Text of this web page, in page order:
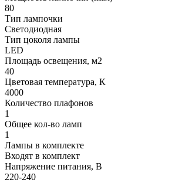
80
Тип лампочки
Светодиодная
Тип цоколя лампы
LED
Площадь освещения, м2
40
Цветовая температура, К
4000
Количество плафонов
1
Общее кол-во ламп
1
Лампы в комплекте
Входят в комплект
Напряжение питания, В
220-240